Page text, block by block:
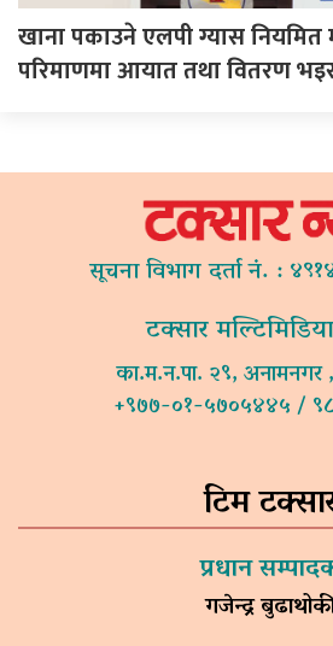
खाना पकाउने एलपी ग्यास नियमित
परिमाणमा आयात तथा वितरण
सूचना विभाग दर्ता नं. :
टक्सार
का.म.न.पा. २९, अनामनगर
+९७७-०१-५७०५४४५ /
टिम
प्रधान
गजेन्द्र